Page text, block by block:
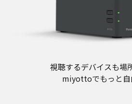
視聴するデバイスも場
miyottoでもっと自